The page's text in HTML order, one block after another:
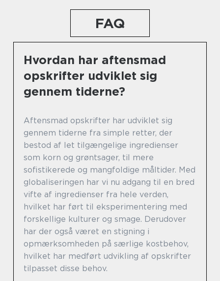
FAQ
Hvordan har aftensmad
opskrifter udviklet sig
gennem tiderne?
Aftensmad opskrifter har udviklet sig
gennem tiderne fra simple retter, der
bestod af let tilgængelige ingredienser
som korn og grøntsager, til mere
sofistikerede og mangfoldige måltider. Med
globaliseringen har vi nu adgang til en bred
vifte af ingredienser fra hele verden,
hvilket har ført til eksperimentering med
forskellige kulturer og smage. Derudover
har der også været en stigning i
opmærksomheden på særlige kostbehov,
hvilket har medført udvikling af opskrifter
tilpasset disse behov.